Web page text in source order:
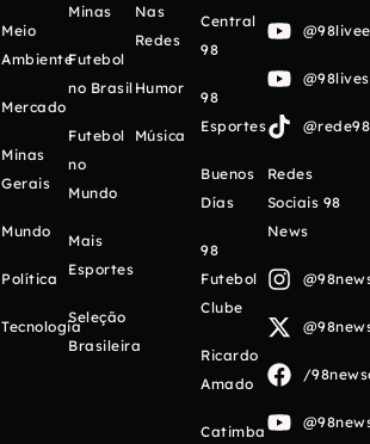
Meio
Ambiente
Mercado
Minas
Gerais
Mundo
Política
Tecnologia
Minas
Futebol
no Brasil
Futebol
no
Mundo
Mais
Esportes
Seleção
Brasileira
Nas
Redes
Humor
Música
Central
98
98
Esportes
Buenos
Días
98
Futebol
Clube
Ricardo
Amado
Catimba
Redes
Sociais 98
News
/